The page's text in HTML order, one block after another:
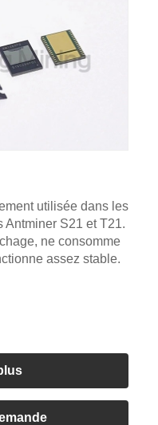
utilisée dans les
Antminer S21 et T21.
ne consomme
assez stable.